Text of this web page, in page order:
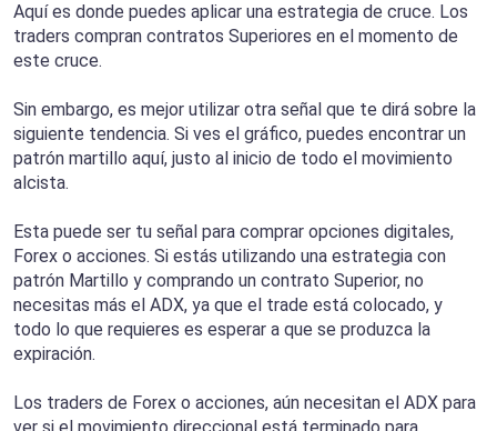
Aquí es donde puedes aplicar una estrategia de cruce. Los
traders compran contratos Superiores en el momento de
este cruce.
Sin embargo, es mejor utilizar otra señal que te dirá sobre la
siguiente tendencia. Si ves el gráfico, puedes encontrar un
patrón martillo aquí, justo al inicio de todo el movimiento
alcista.
Esta puede ser tu señal para comprar opciones digitales,
Forex o acciones. Si estás utilizando una estrategia con
patrón Martillo y comprando un contrato Superior, no
necesitas más el ADX, ya que el trade está colocado, y
todo lo que requieres es esperar a que se produzca la
expiración.
Los traders de Forex o acciones, aún necesitan el ADX para